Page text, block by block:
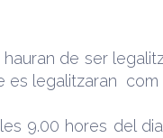
de ser
es legalitzaran com
9.00 hores del